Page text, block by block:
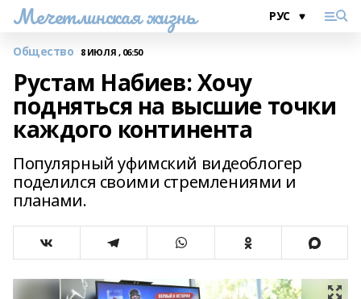
Мечетлинская жизнь
Общество 8 ИЮЛЯ , 06:50
Рустам Набиев: Хочу
подняться на высшие точки
каждого континента
Популярный уфимский видеоблогер
поделился своими стремлениями и
планами.